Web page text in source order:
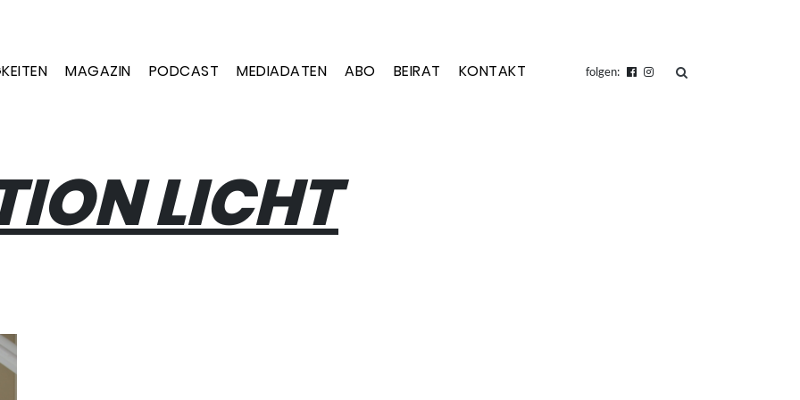
MAGAZIN PODCAST MEDIADATEN ABO BEIRAT KONTAKT folgen: suchen
LICHT